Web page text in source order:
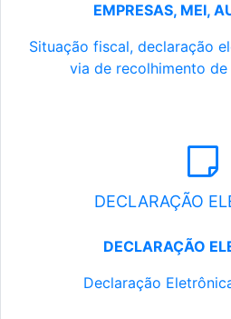
EMPRESAS, MEI,
Situação fiscal, declaração
via de recolhimento de
DECLARAÇÃO
DECLARAÇÃO
Declaração